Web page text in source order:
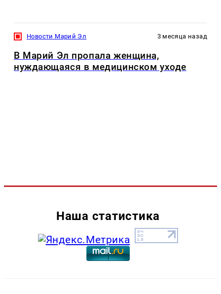
Новости Марий Эл 3 месяца назад
В Марий Эл пропала женщина,
нуждающаяся в медицинском уходе
Наша статистика